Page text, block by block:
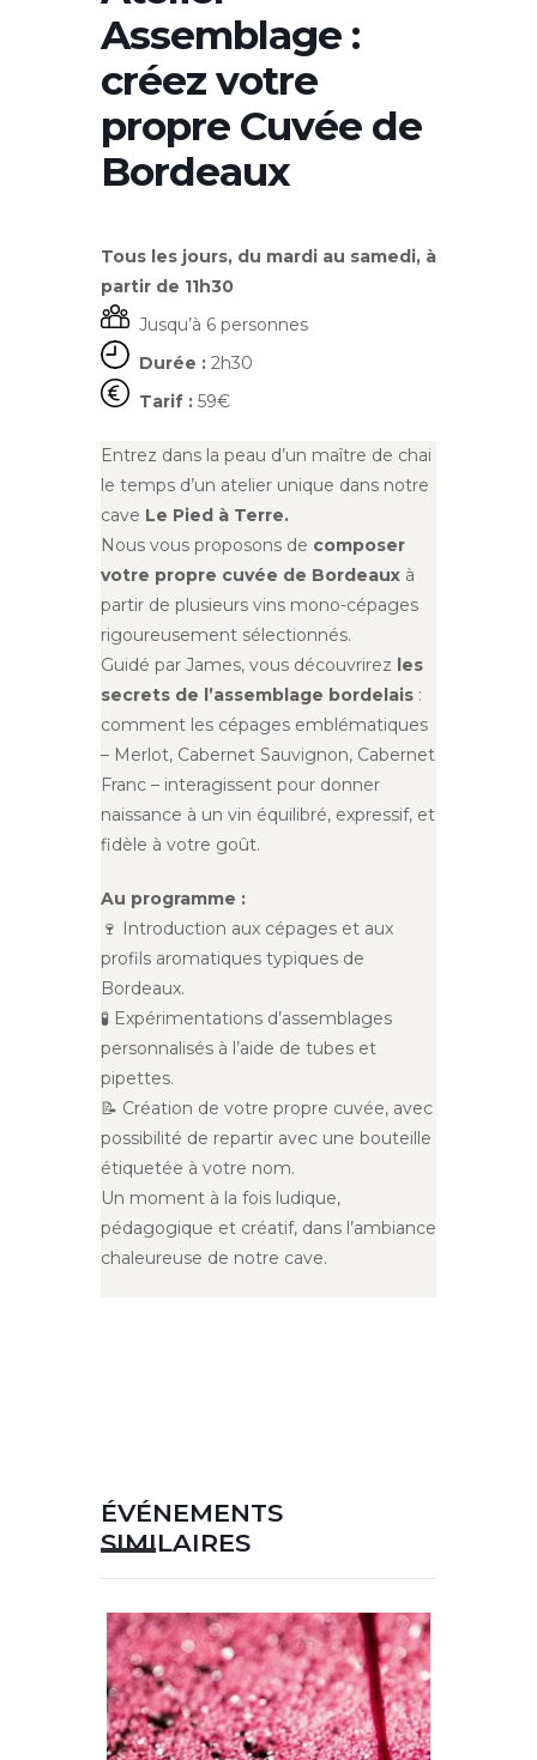
Assemblage :
créez votre
propre Cuvée de
Bordeaux
Tous les jours, du mardi au samedi, à
partir de 11h30
Jusqu’à 6 personnes
Durée : 2h30
Tarif : 59€
Entrez dans la peau d’un maître de chai
le temps d’un atelier unique dans notre
cave Le Pied à Terre.
Nous vous proposons de composer
votre propre cuvée de Bordeaux à
partir de plusieurs vins mono-cépages
rigoureusement sélectionnés.
Guidé par James, vous découvrirez les
secrets de l’assemblage bordelais :
comment les cépages emblématiques
– Merlot, Cabernet Sauvignon, Cabernet
Franc – interagissent pour donner
naissance à un vin équilibré, expressif, et
fidèle à votre goût.
Au programme :
🍷 Introduction aux cépages et aux
profils aromatiques typiques de
Bordeaux.
🧪 Expérimentations d’assemblages
personnalisés à l’aide de tubes et
pipettes.
📝 Création de votre propre cuvée, avec
possibilité de repartir avec une bouteille
étiquetée à votre nom.
Un moment à la fois ludique,
pédagogique et créatif, dans l’ambiance
chaleureuse de notre cave.
ÉVÉNEMENTS
SIMILAIRES